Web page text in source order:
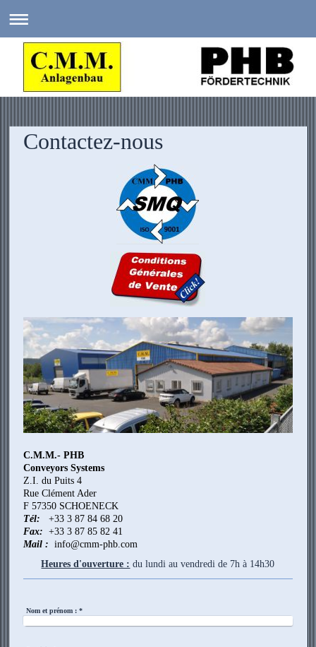
Contactez-nous
C.M.M.- PHB
Conveyors Systems
Z.I. du Puits 4
Rue Clément Ader
F 57350 SCHOENECK
Tél: +33 3 87 84 68 20
Fax: +33 3 87 85 82 41
Mail : info@cmm-phb.com
Heures d'ouverture : du lundi au vendredi de 7h à 14h30
Nom et prénom : *